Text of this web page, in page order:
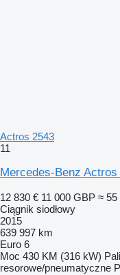
Actros 2543
11
Mercedes-Benz Actros
12 830 € 11 000 GBP ≈ 55
Ciągnik siodłowy
2015
639 997 km
Euro 6
Moc 430 KM (316 kW)
resorowe/pneumatyczne